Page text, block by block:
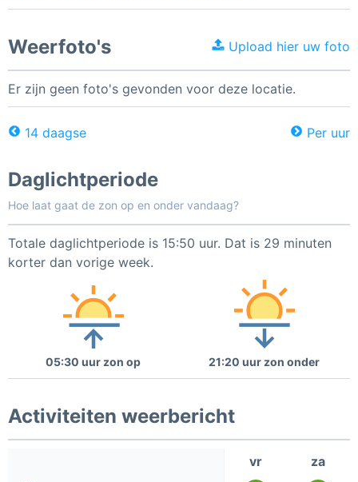
Weerfoto's Upload hier uw foto
Er zijn geen foto's gevonden voor deze locatie.
14 daagse Per uur
Daglichtperiode
Hoe laat gaat de zon op en onder vandaag?
Totale daglichtperiode is 15:50 uur. Dat is 29 minuten
korter dan vorige week.
05:30 uur zon op 21:20 uur zon onder
Activiteiten weerbericht
vr
za